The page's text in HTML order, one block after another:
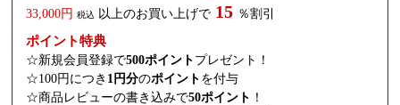
33,000円 税込 以上のお買い上げで 15 ％割引
ポイント特典
☆新規会員登録で500ポイント プレゼント！
☆100円につき 1円分のポイント を付与
☆商品レビューの書き込みで50ポイント ！